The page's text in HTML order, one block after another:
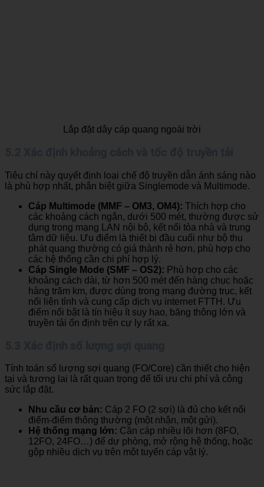
Lắp đặt dây cáp quang ngoài trời
Tiêu chí này quyết định loại chế độ truyền dẫn ánh sáng nào
là phù hợp nhất, phân biệt giữa Singlemode và Multimode.
Cáp Multimode (MMF – OM3, OM4): Thích hợp cho
các khoảng cách ngắn, dưới 500 mét, thường được sử
dụng trong mạng LAN nội bộ, kết nối tòa nhà và trung
tâm dữ liệu. Ưu điểm là thiết bị đầu cuối như bộ thu
phát quang thường có giá thành rẻ hơn, phù hợp cho
các hệ thống cần chi phí hợp lý.
Cáp Single Mode (SMF – OS2): Phù hợp cho các
khoảng cách dài, từ hơn 500 mét đến hàng chục hoặc
hàng trăm km, được dùng trong mạng đường trục, kết
nối liên tỉnh và cung cấp dịch vụ internet FTTH. Ưu
điểm nổi bật là tín hiệu ít suy hao, băng thông lớn và
truyền tải ổn định trên cự ly rất xa.
Tính toán số lượng sợi quang (FO/Core) cần thiết cho hiện
tại và tương lai là rất quan trọng để tối ưu chi phí và công
sức lắp đặt.
Nhu cầu cơ bản: Cáp 2 FO (2 sợi) là đủ cho kết nối
điểm-điểm thông thường (một nhận, một gửi).
Hệ thống mạng lớn: Cần cáp nhiều lõi hơn (8FO,
12FO, 24FO…) để dự phòng, mở rộng hệ thống, hoặc
gộp nhiều dịch vụ trên một tuyến cáp vật lý.